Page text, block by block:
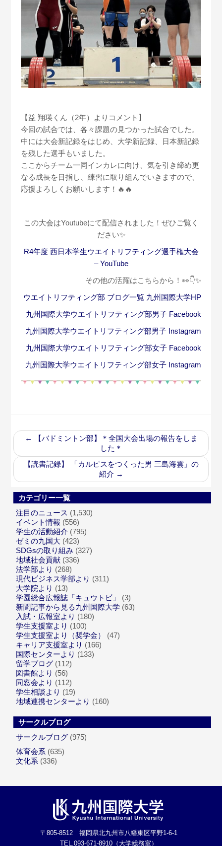
【益 翔瑛くん（2年）よりコメント】
今回の試合では、各々課題の見つかった試合でした。
中には大会新記録をはじめ、大学新記録、日本新記録
を残した選手もいました。
ここからチーム一同インカレに向け、気を引き締め更
なる成長を目指し、練習に取り組んでいきますので、
応援よろしくお願いします！🔥🔥
この大会はYoutubeにて配信されました！ぜひご覧く
ださい✨
R4年度 西日本学生ウエイトリフティング選手権大会
– YouTube
その他の活躍はこちらから！👀👇✨
ウエイトリフティング部 ブログ一覧 九州国際大学HP
九州国際大学ウエイトリフティング部男子 Facebook
九州国際大学ウエイトリフティング部男子 Instagram
九州国際大学ウエイトリフティング部女子 Facebook
九州国際大学ウエイトリフティング部女子 Instagram
←
【バドミントン部】＊全国大会出場の報告をしま
した＊
【読書記録】 「カルピスをつくった男 三島海雲」の
紹介 →
カテゴリー一覧
注目のニュース (1,530)
イベント情報 (556)
学生の活動紹介 (795)
ゼミの九国大 (423)
SDGsの取り組み (327)
地域社会貢献 (336)
法学部より (268)
現代ビジネス学部より (311)
大学院より (13)
学園総合広報誌「キュウトビ」
(3)
新聞記事から見る九州国際大学 (63)
入試・広報室より (180)
学生支援室より (100)
学生支援室より（奨学金）
(47)
キャリア支援室より (166)
国際センターより (133)
留学ブログ (112)
図書館より (56)
同窓会より (112)
学生相談より (19)
地域連携センターより (160)
サークルブログ
サークルブログ (975)
体育会系 (635)
文化系 (336)
〒805-8512 福岡県北九州市八幡東区平野1-6-1
TEL.093-671-8910（大学総務室）